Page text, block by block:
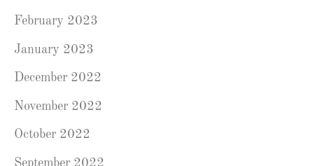
February 2023
January 2023
December 2022
November 2022
October 2022
September 2022